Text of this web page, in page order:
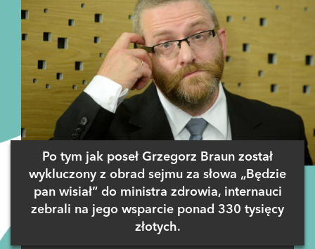
Po tym jak poseł Grzegorz Braun został
wykluczony z obrad sejmu za słowa „Będzie
pan wisiał” do ministra zdrowia, internauci
zebrali na jego wsparcie ponad 330 tysięcy
złotych.